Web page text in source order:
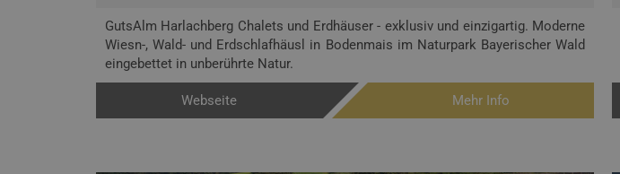
GutsAlm Harlachberg Chalets und Erdhäuser - exklusiv und einzigartig. Moderne
Wiesn-, Wald- und Erdschlafhäusl in Bodenmais im Naturpark Bayerischer Wald
eingebettet in unberührte Natur.
Webseite Mehr Info